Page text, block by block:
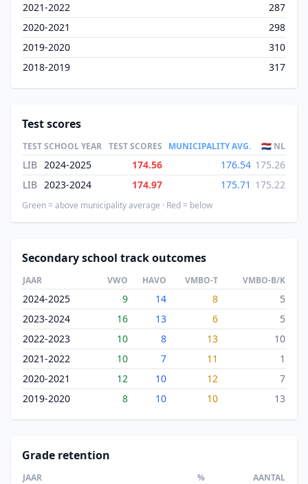
2021-2022
287
2020-2021
298
2019-2020
310
2018-2019
317
Test scores
TESTSCHOOL YEAR TEST SCORES MUNICIPALITY AVG. 🇳🇱 NL
LIB 2024-2025 174.56 176.54 175.26
LIB 2023-2024 174.97 175.71 175.22
Green = above municipality average · Red = below
Secondary school track outcomes
JAAR VWO HAVO VMBO-T VMBO-B/K
2024-2025 9 14 8
5
2023-2024
16 13 6
5
2022-2023
10 8 13
10
2021-2022
10 7 11
1
2020-2021
12 10 12
7
2019-2020
8 10 10 13
Grade retention
JAAR % AANTAL